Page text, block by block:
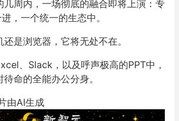
几周内，一场彻底的融合即将上演：专
，一个统一的生态中。
是浏览器，它将无处不在。
、Slack，以及呼声极高的PPT中，
命的全能办公分身。
由AI生成